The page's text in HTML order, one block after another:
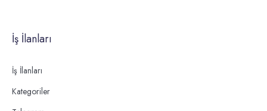
İş İlanları
İş İlanları
Kategoriler